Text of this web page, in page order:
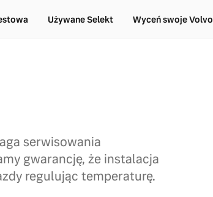
Używane Selekt Wyceń swoje Volvo
serwisowania
gwarancję, że instalacja
regulując temperaturę.